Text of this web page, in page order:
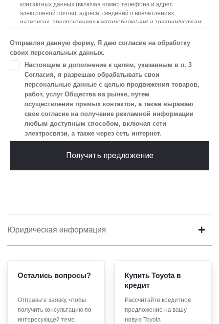
контактных данных (включая номер телефона и адрес
электронной почты), адреса, сведений о впечатлениях,
интересах, предпочтениях к автомобилю(-ям) и товарам/услугам,
устройства и модели мобильного телефона посетителя сайта,
уникального идентификатора посетителя сайта,
предпочтительного времени и способа для контакта, истории
контактов.
следующие действия: сбор, запись, систематизация,
накопление, хранение, уточнение (обновление, изменение),
извлечение, использование, передача (предоставление, доступ),
блокирование, удаление, уничтожение персональных данных.
Общество обрабатывает персональные данные
с использованием средств автоматизации.
осуществление взаимодействия Общества с посетителями
5. Данное Согласие действует до момента достижения цели
что Общество будет обрабатывать данные только в случае, если
6. Согласие может быть отозвано путем направления
отправлением с описью вложения по адресу: 141031, Московская
обл., г. о. Мытищи, п. Вёшки, МКАД 84-й км, ТПЗ «Алтуфьево»,
вл. 5, стр. 1.
Отправляя данную форму, Я даю согласие на обработку
своих персональных данных.
Настоящим в дополнение к целям, указанным в п. 3
Согласия, я разрешаю обрабатывать свои
персональные данные с целью продвижения товаров,
работ, услуг Общества на рынке, путем
осуществления прямых контактов, а также выражаю
свое согласие на получение рекламной информации
любым доступным способом, включая сети
электросвязи, а также через сеть интернет.
Получить предложение
Юридическая информация
Остались вопросы?
Отправьте заявку, чтобы
получить консультацию по
интересующей теме
Купить Toyota в
кредит
Рассчитайте кредитное
предложение на вашу
новую Toyota